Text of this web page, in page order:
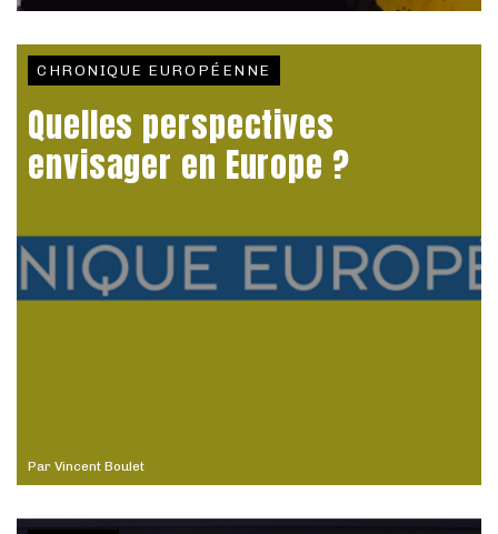
Par Vincent Boulet
CHRONIQUE EUROPÉENNE
Quelles perspectives
envisager en Europe ?